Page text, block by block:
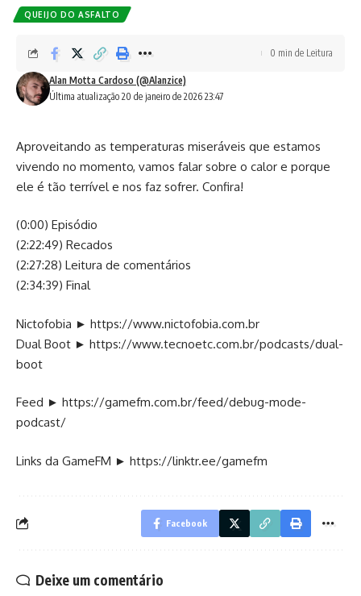
QUEIJO DO ASFALTO
Última atualização 20 de janeiro de 2026 23:47
Alan Motta Cardoso (@Alanzice)
0 min de Leitura
Aproveitando as temperaturas miseráveis que estamos
vivendo no momento, vamos falar sobre o calor e porque
ele é tão terrível e nos faz sofrer. Confira!
(0:00) Episódio
(2:22:49) Recados
(2:27:28) Leitura de comentários
(2:34:39) Final
Nictofobia ► https://www.nictofobia.com.br
Dual Boot ► https://www.tecnoetc.com.br/podcasts/dual-
boot
Feed ► https://gamefm.com.br/feed/debug-mode-
podcast/
Links da GameFM ► https://linktr.ee/gamefm
Facebook
Deixe um comentário